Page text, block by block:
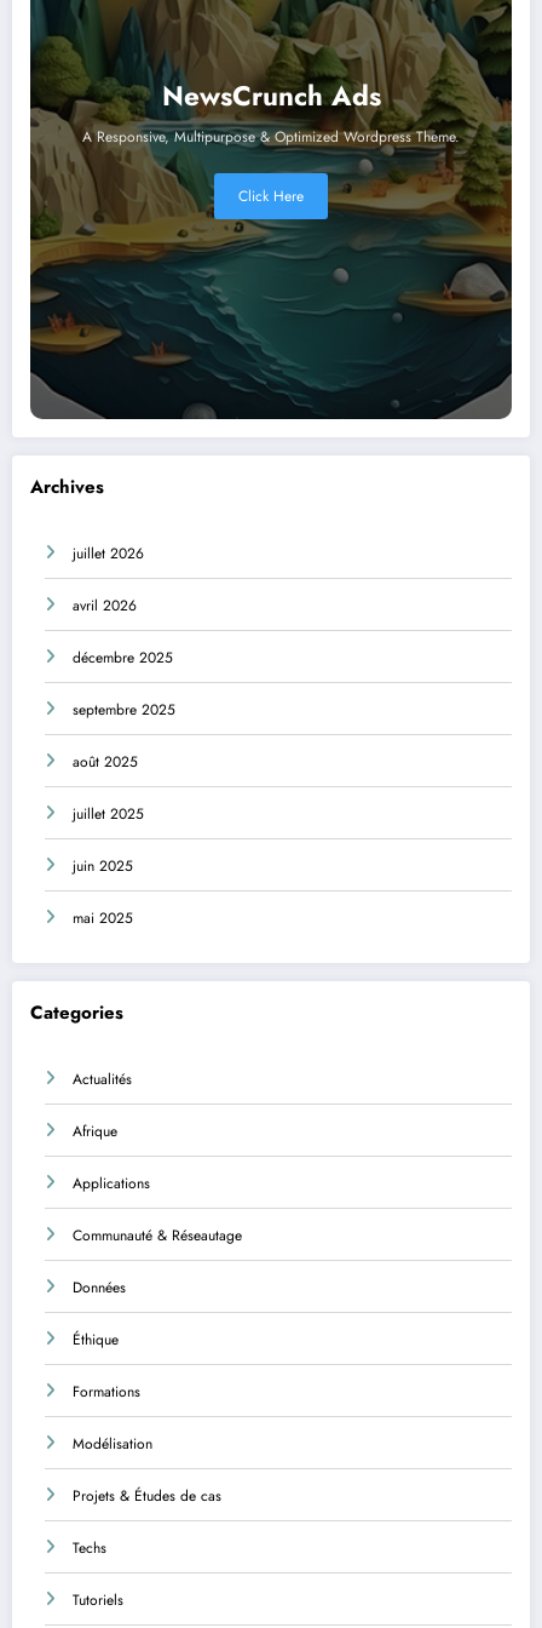
NewsCrunch Ads
A Responsive, Multipurpose & Optimized Wordpress Theme.
Click Here
Archives
juillet 2026
avril 2026
décembre 2025
septembre 2025
août 2025
juillet 2025
juin 2025
mai 2025
Categories
Actualités
Afrique
Applications
Communauté & Réseautage
Données
Éthique
Formations
Modélisation
Projets & Études de cas
Techs
Tutoriels